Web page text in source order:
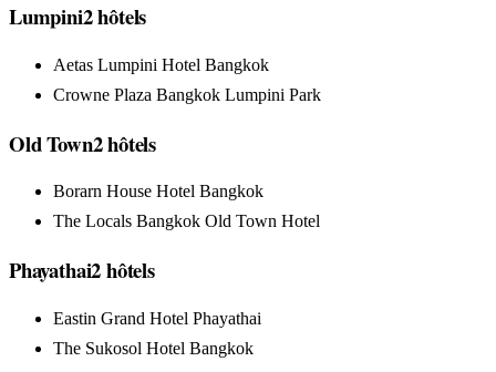
Lumpini2hôtels
Aetas Lumpini Hotel Bangkok
Crowne Plaza Bangkok Lumpini Park
Old Town2hôtels
Borarn House Hotel Bangkok
The Locals Bangkok Old Town Hotel
Phayathai2hôtels
Eastin Grand Hotel Phayathai
The Sukosol Hotel Bangkok